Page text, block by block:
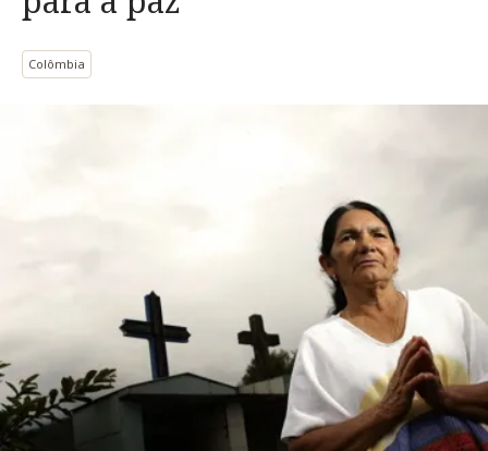
Colômbia